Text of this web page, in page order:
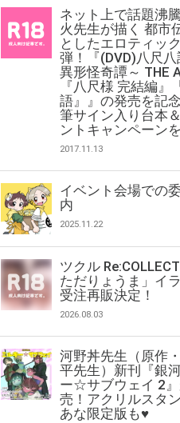
ネット上で話題沸
火先生が描く 都市
としたエロティッ
弾！『(DVD)八尺
異形怪奇譚～ THE
『八尺様 完結編』
語』』の発売を記
筆サイン入り台本
ントキャンペーン
2017.11.13
イベント会場での
内
2025.11.22
ツクル
ただりょうま」イ
受注再販決定！
2026.08.03
河野丼先生（原作
平先生）新刊『銀
ー☆サブウェイ 2
売！アクリルスタ
あな限定版も♥